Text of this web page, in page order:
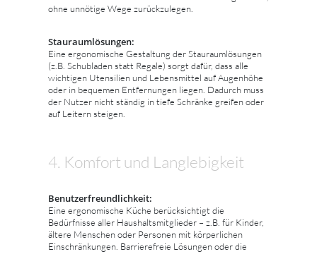
ohne unnötige Wege zurückzulegen.
Stauraumlösungen:
Eine ergonomische Gestaltung der Stauraumlösungen
(z.B. Schubladen statt Regale) sorgt dafür, dass alle
wichtigen Utensilien und Lebensmittel auf Augenhöhe
oder in bequemen Entfernungen liegen. Dadurch muss
der Nutzer nicht ständig in tiefe Schränke greifen oder
auf Leitern steigen.
4. Komfort und Langlebigkeit
Benutzerfreundlichkeit:
Eine ergonomische Küche berücksichtigt die
Bedürfnisse aller Haushaltsmitglieder – z.B. für Kinder,
ältere Menschen oder Personen mit körperlichen
Einschränkungen. Barrierefreie Lösungen oder die